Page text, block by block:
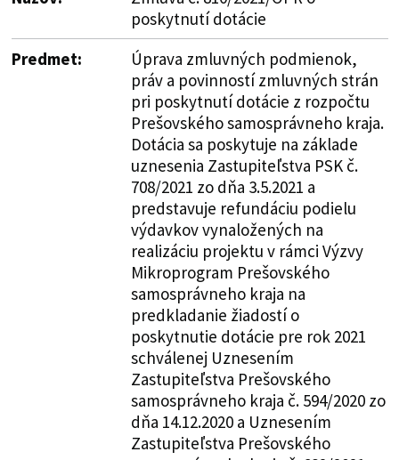
poskytnutí dotácie
Predmet:
Úprava zmluvných podmienok,
práv a povinností zmluvných strán
pri poskytnutí dotácie z rozpočtu
Prešovského samosprávneho kraja.
Dotácia sa poskytuje na základe
uznesenia Zastupiteľstva PSK č.
708/2021 zo dňa 3.5.2021 a
predstavuje refundáciu podielu
výdavkov vynaložených na
realizáciu projektu v rámci Výzvy
Mikroprogram Prešovského
samosprávneho kraja na
predkladanie žiadostí o
poskytnutie dotácie pre rok 2021
schválenej Uznesením
Zastupiteľstva Prešovského
samosprávneho kraja č. 594/2020 zo
dňa 14.12.2020 a Uznesením
Zastupiteľstva Prešovského